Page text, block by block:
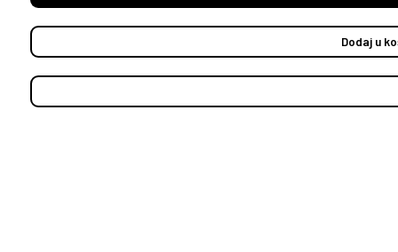
Dodaj u